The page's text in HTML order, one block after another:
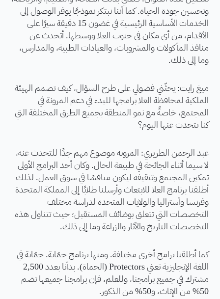
وتحسين جودة الحياة. كما أننا نبتكر نموذجًا يوفر الوصول إلى
الخدمات الأساسية الرئيسية في غضون 15 دقيقة سيرًا على
الأقدام، من أي مكان في جنوب العلا ووسطها. أتحدث عن
منافذ المأكولات والمشروبات، والعيادات الطبية، والمدارس،
وما إلى ذلك.
ميغ رايت: يحثّني فضولي على طرح السؤال، كيف تصمم الهيئة
الملكية لمحافظة العلا برامجها للبدء في دعم المرونة في
المجتمع، خاصةً مع نمو المنطقة بجميع الطرق المختلفة التي
كنا نتحدث عنها اليوم؟
عبد الرحمن الطريري: المرونة موضوع مهم جدًا للتحدث عنه،
لا سيما أثناء الجائحة في طبيعة الحال. وكان أحد البرامج الأولى
تمكين المجتمع وتثقيفه ليكون منافسًا في سوق العمل. لذلك
أطلقنا برنامج العلا للابتعاث وأرسلنا طلابًا إلى المملكة المتحدة
وفرنسا وأستراليا والولايات المتحدة لدراسة مختلف
التخصصات التي تتعلق بوظائف المستقبل؛ حيث تتناول هذه
التخصصات التاريخ والآثار والزراعة وما إلى ذلك.
كما أطلقنا برامج أخرى مختلفة. ومنها برنامج حمّاية. حمّاية في
اللغة الإنجليزية تعني Protectors (الحماة). بدأنا بعدد 2,500
مشترك في جميع برامجنا، وللعلم، فإن برامجنا جميعها تضم
50% من الإناث، و50% من الذكور.